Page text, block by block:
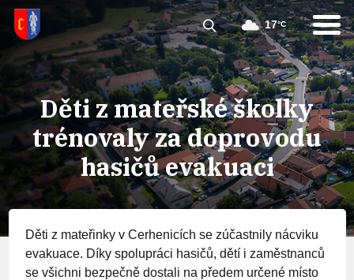
17°C
Děti z mateřské školky
trénovaly za doprovodu
hasičů evakuaci
Děti z mateřinky v Cerhenicích se zúčastnily nácviku
evakuace. Díky spolupráci hasičů, dětí i zaměstnanců
se všichni bezpečně dostali na předem určené místo